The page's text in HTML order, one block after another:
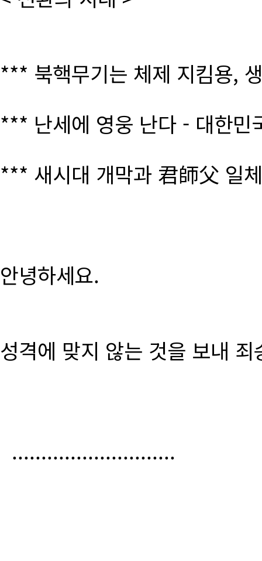
*** 북핵무기는 체제 지킴용,
*** 난세에 영웅 난다 - 대한
*** 새시대 개막과 君師父 일
안녕하세요.
성격에 맞지 않는 것을 보내
............................